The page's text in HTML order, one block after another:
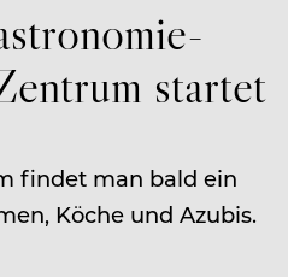
startet
findet man bald ein
Köche und Azubis.